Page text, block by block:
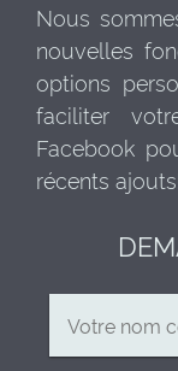
Nous
nouvelles
options
faciliter
Facebook
récents